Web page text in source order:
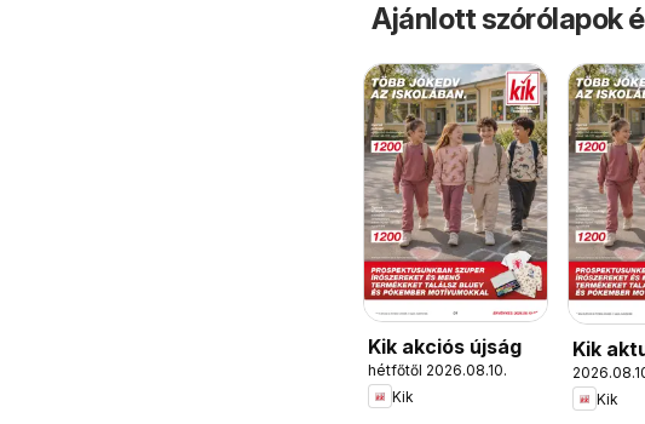
Ajánlott szórólapok
Kik akciós újság
hétfőtől 2026.08.10.
Kik
Kik
akciós
Kik